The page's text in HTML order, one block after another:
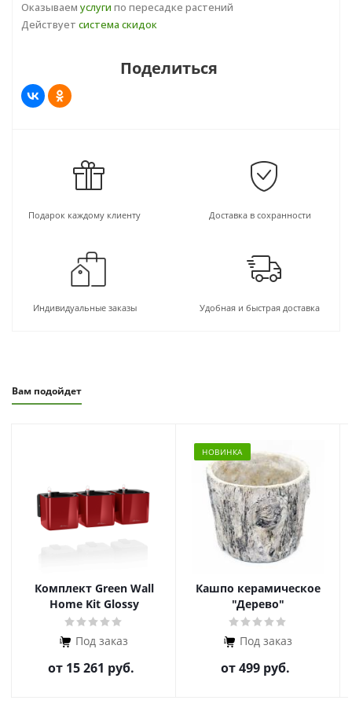
следующий: дерновая - 1 ч., листовая - 1 ч.,
поливать до полного образования листьев, затем
полив должен быть обильным; а когда цветки
увянут, его постепенно сокращают и поливают
подсыхания верхнего слоя субстрата. Во время
цветения раз в 2 недели добавляют в воду для
(но не цветки).
Оказываем услуги по пересадке растений
Действует система скидок
Поделиться
Подарок каждому клиенту Доставка в сохранности
Индивидуальные заказы Удобная и быстрая доставка
Вам подойдет
Комплект Green Wall
Home Kit Glossy
Под заказ
от 15 261 руб.
НОВИНКА
Кашпо керамическое
"Дерево"
Под заказ
от499 руб.